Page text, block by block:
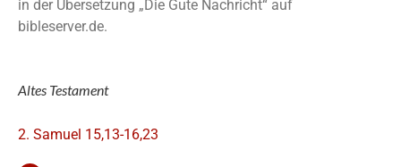
in der Übersetzung „Die Gute Nachricht“ auf
bibleserver.de.
Altes Testament
2. Samuel 15,13-16,23